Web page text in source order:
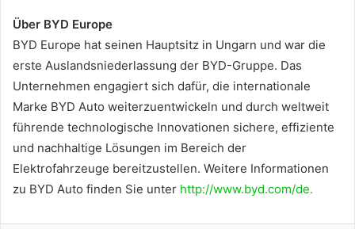
Über BYD Europe
BYD Europe hat seinen Hauptsitz in Ungarn und war die
erste Auslandsniederlassung der BYD-Gruppe. Das
Unternehmen engagiert sich dafür, die internationale
Marke BYD Auto weiterzuentwickeln und durch weltweit
führende technologische Innovationen sichere, effiziente
und nachhaltige Lösungen im Bereich der
Elektrofahrzeuge bereitzustellen. Weitere Informationen
zu BYD Auto finden Sie unter http://www.byd.com/de.